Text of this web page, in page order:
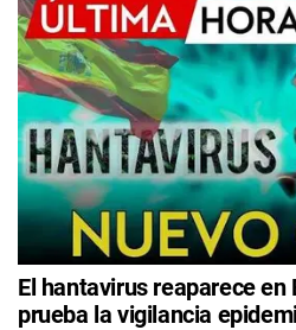
El hantavirus reaparece en
prueba la vigilancia